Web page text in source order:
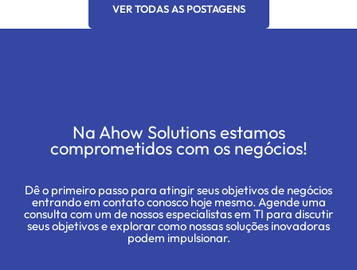
VER TODAS AS POSTAGENS
Na Ahow Solutions estamos
comprometidos com os negócios!
Dê o primeiro passo para atingir seus objetivos de negócios
entrando em contato conosco hoje mesmo. Agende uma
consulta com um de nossos especialistas em TI para discutir
seus objetivos e explorar como nossas soluções inovadoras
podem impulsionar.